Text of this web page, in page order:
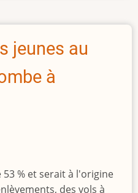
jeunes au
à
% et serait à l'origine
des vols à